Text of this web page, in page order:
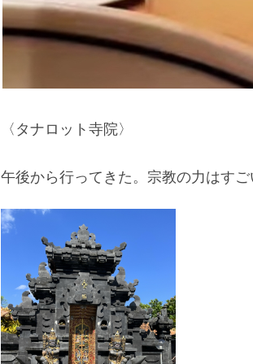
〈タナロット寺院〉
午後から行ってきた。宗教の力はす